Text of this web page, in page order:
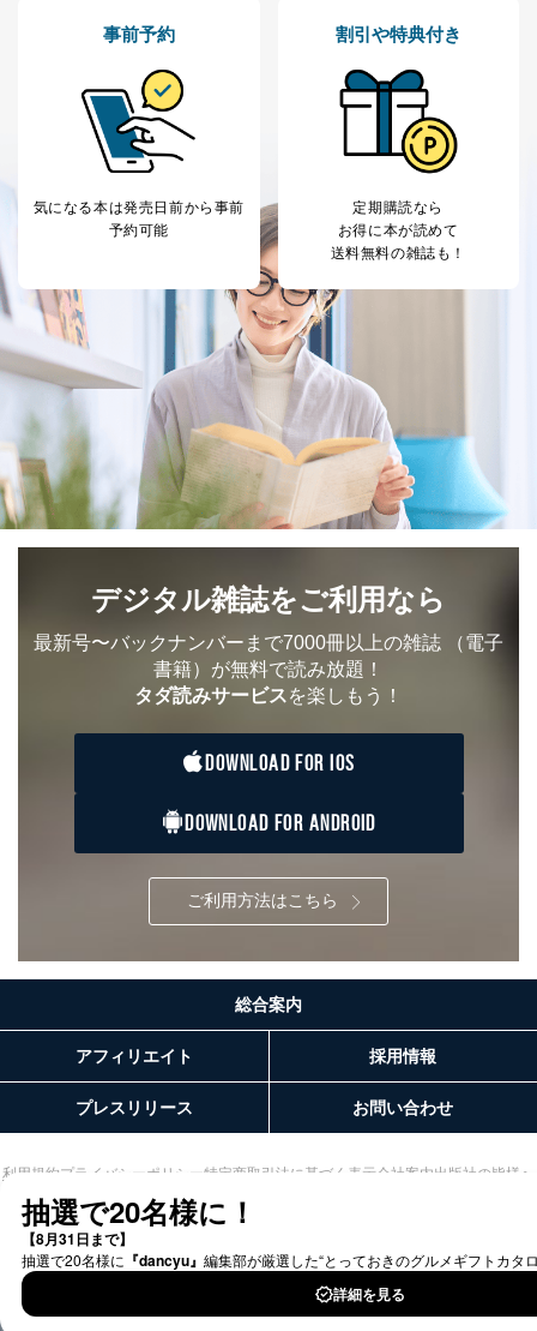
当社にお問合わせ
いただいた方の個
お問い合わせ対応、トラブル対
処、オペレーター教育など応対品
当社カスタマーQ＆
カスタマーQ＆Aサイトの投稿内容
ｅメール等によるカスタマーQ＆A
サイトのサービス内容のご案内の
ｅメール等による商品、サービ
ス、キャンペーン等の広告に関す
るご案内のため
4
採用選考、ご連絡のため
5
当社の従業者の個
人情報
人事、総務などの雇用管理等のた
め
6
パートナー（提携
企業）からの委託
により当社の
定期購読サービス
等をご利用の方の
個人情報
購入商品配送のため
提携企業及びお客様がご購入され
た商品の発売元企業からのｅメー
ル等による商品、
サービス、キャンペーン等の広告
に関するご案内のため
トに登録された方
の個人情報
当社のサービス利用状況の把握お
よびその分析のため
質向上のため
ー等にて公表する利用目的達成の
ため
※上記の利用目的のうちNo.1～5については保有個人デ
開示等のご請求に対応させていただきます。
なお、6、7については、パートナー（提携企業）様又は
各SNS運営会社様にご請求いただきますようお願い致し
３．個人情報の第三者提供について
当社は、取得した個人情報を適切に管理し､あらかじめ
本人の同意を得ることなく第三者に提供することはあり
法令に基づく場合
人の生命､身体または財産の保護のために必要がある
場合であって、本人の同意を得ることが困難であると
き。
に特に必要がある場合であって、本人の同意を得るこ
とが困難である場合。
た者が法令の定める事務を遂行することに対して協力
により当該事務の遂行に支障を及ぼすおそれがあると
き。
上記２．の利用目的を実施するために守秘義務を結ん
託・提供する場合、その業務に必要な範囲で委託・提
事前予約
気になる本は発売日前から事前
予約可能
割引や特典付き
定期購読なら
お得に本が読めて
送料無料の雑誌も！
デジタル雑誌をご利用なら
最新号〜バックナンバーまで7000冊以上の雑誌 （電子
書籍）が無料で読み放題！
タダ読みサービスを楽しもう！
DOWNLOAD FOR IOS
DOWNLOAD FOR ANDROID
ご利用方法はこちら
総合案内
アフィリエイト 採用情報
プレスリリース お問い合わせ
利用規約プライバシーポリシー 特定商取引法に基づく表示会社案内出版社の皆様へ
©︎2002 FUJISAN MAGAZINE SERVICE CO., Ltd.